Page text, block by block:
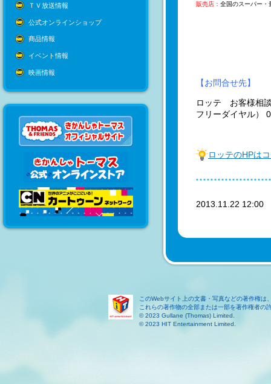
ＴＶ放送情報
公式オンラインショップ
商品情報
イベント情報
映画情報
販売店： 全国のスーパー・
【お問合せ先】
ロッテ お客様相
フリーダイヤル）
ロッテのHPは
2013.11.22
このWebサイト上の文書・写真などの著作権
これらの著作物の全部または一部を著作権者の
© 2023 Gullane (Thomas) Limited.
© 2023 HIT Entertainment Limited.